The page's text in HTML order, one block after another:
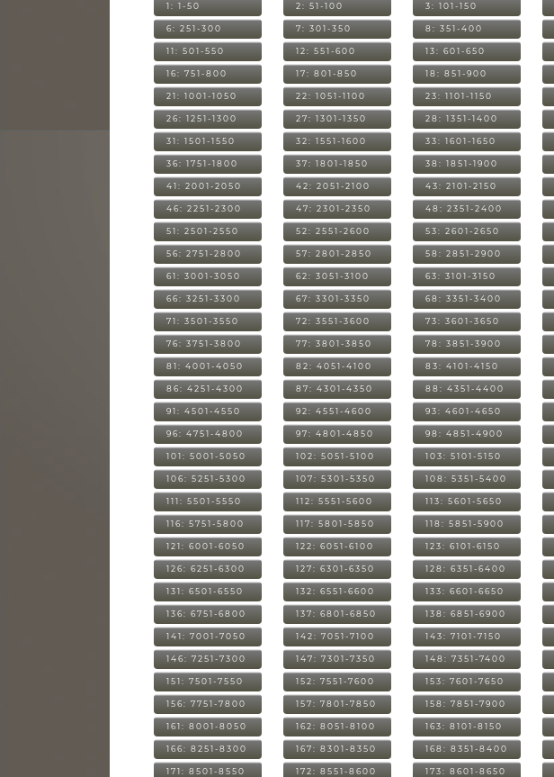
1: 1-50 2: 51-100 3: 101-150
6: 251-300 7: 301-350 8: 351-400
11: 501-550 12: 551-600 13: 601-650
16: 751-800 17: 801-850 18: 851-900
21: 1001-1050 22: 1051-1100 23: 1101-1150
26: 1251-1300 27: 1301-1350 28: 1351-1400
31: 1501-1550 32: 1551-1600 33: 1601-1650
36: 1751-1800 37: 1801-1850 38: 1851-1900
41: 2001-2050 42: 2051-2100 43: 2101-2150
46: 2251-2300 47: 2301-2350 48: 2351-2400
51: 2501-2550 52: 2551-2600 53: 2601-2650
56: 2751-2800 57: 2801-2850 58: 2851-2900
61: 3001-3050 62: 3051-3100 63: 3101-3150
66: 3251-3300 67: 3301-3350 68: 3351-3400
71: 3501-3550 72: 3551-3600 73: 3601-3650
76: 3751-3800 77: 3801-3850 78: 3851-3900
81: 4001-4050 82: 4051-4100 83: 4101-4150
86: 4251-4300 87: 4301-4350 88: 4351-4400
91: 4501-4550 92: 4551-4600 93: 4601-4650
96: 4751-4800 97: 4801-4850 98: 4851-4900
101: 5001-5050 102: 5051-5100 103: 5101-5150
106: 5251-5300 107: 5301-5350 108: 5351-5400
111: 5501-5550 112: 5551-5600 113: 5601-5650
116: 5751-5800 117: 5801-5850 118: 5851-5900
121: 6001-6050 122: 6051-6100 123: 6101-6150
126: 6251-6300 127: 6301-6350 128: 6351-6400
131: 6501-6550 132: 6551-6600 133: 6601-6650
136: 6751-6800 137: 6801-6850 138: 6851-6900
141: 7001-7050 142: 7051-7100 143: 7101-7150
146: 7251-7300 147: 7301-7350 148: 7351-7400
151: 7501-7550 152: 7551-7600 153: 7601-7650
156: 7751-7800 157: 7801-7850 158: 7851-7900
161: 8001-8050 162: 8051-8100 163: 8101-8150
166: 8251-8300 167: 8301-8350 168: 8351-8400
171: 8501-8550 172: 8551-8600 173: 8601-8650